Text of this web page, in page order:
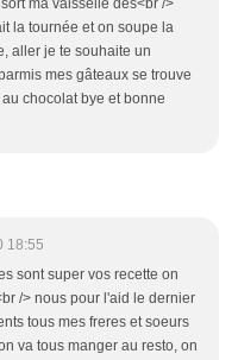
ma vaisselle des<br />
la tournée et on soupe la
aller je te souhaite un
mes gâteaux se trouve
chocolat bye et bonne
18:55
sont super vos recette on
/> nous pour l'aid le dernier
tous mes freres et soeurs
va tous manger au resto, on